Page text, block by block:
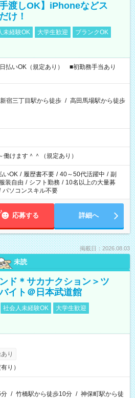
渡しOK】iPhoneなどス
け！
未経験OK 大学生歓迎
ブランクOK
払いOK（規定あり） ■初勤務手当あり
新宿三丁目駅から徒歩 / 高田馬場駅から徒歩
けます＾＾（規定あり）
いOK / 履歴書不要 / 40～50代活躍中 / 副
服装自由 / シフト勤務 / 10名以上の大量募
パソコンスキル不要
応募する 詳細へ
掲載日：2026.08.03
未読
ド＊サカナクション＞ツ
イト＠日本武道館
社会人未経験OK
大学生歓迎
り
り）
/ 竹橋駅から徒歩10分 / 神保町駅から徒